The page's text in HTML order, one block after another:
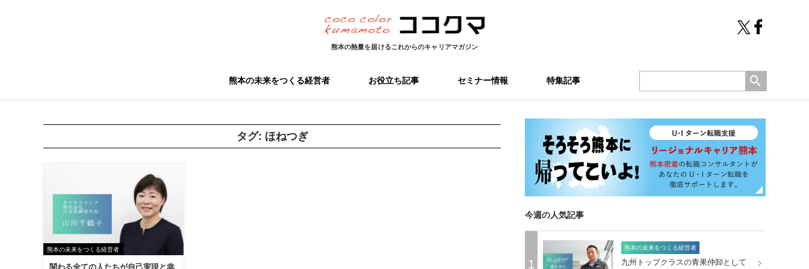
熊本の熱量を届けるこれからのキャリアマガジン
熊本の未来をつくる経営者 お役立ち記事 セミナー情報 特集記事
タグ: ほねつぎ
熊本の未来をつくる経営者
関わる全ての人たちが自己実現と幸
今週の人気記事
1
熊本の未来をつくる経営者
九州トップクラスの青果仲卸として